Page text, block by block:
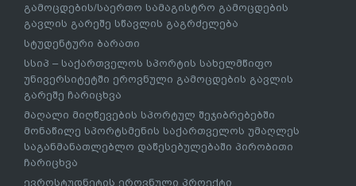
გამოცდების/საერთო სამაგისტრო გამოცდების
გავლის გარეშე სწავლის გაგრძელება
სტუდენტური ბარათი
სსიპ – საქართველოს სპორტის სახელმწიფო
უნივერსიტეტში ეროვნული გამოცდების გავლის
გარეშე ჩარიცხვა
მაღალი მიღწევების სპორტულ შეჯიბრებებში
მონაწილე სპორტსმენის საქართველოს უმაღლეს
საგანმანათლებლო დაწესებულებაში პირობითი
ჩარიცხვა
ევროსტუდნეტის ეროვნული პროექტი